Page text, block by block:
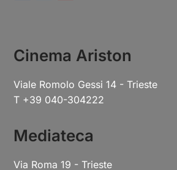
Cinema Ariston
Viale Romolo Gessi 14 - Trieste
T +39 040-304222
Mediateca
Via Roma 19 - Trieste